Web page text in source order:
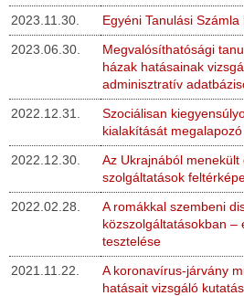
2023.11.30.
Egyéni Tanulási Számla
2023.06.30.
Megvalósíthatósági
házak hatásainak
adminisztratív
2022.12.31.
Szociálisan
kialakítását
2022.12.30.
Az Ukrajnából
szolgáltatások
2022.02.28.
A romákkal szembeni
közszolgáltatásokban –
tesztelése
2021.11.22.
A koronavírus-járvány
hatásait vizsgáló